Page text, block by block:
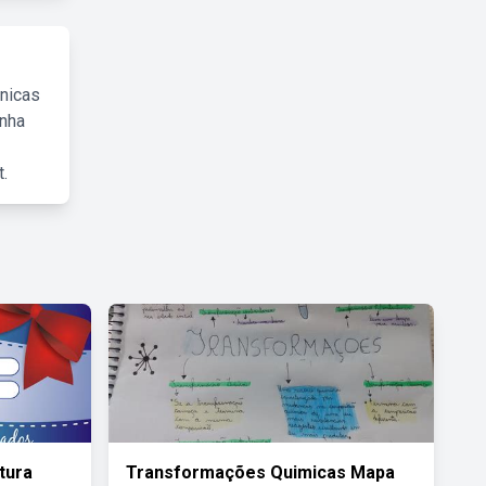
Transformações Quimicas Mapa